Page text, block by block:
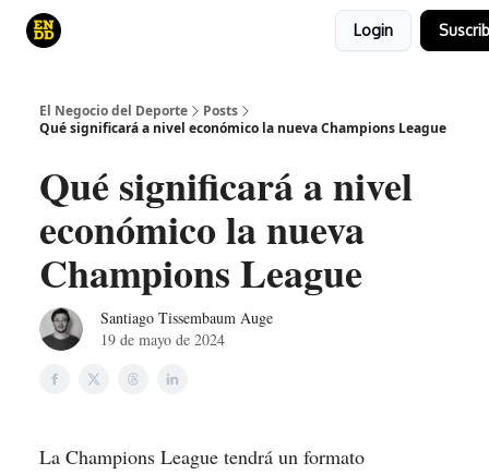
Login
El Negocio del Deporte
Posts
Qué significará a nivel económico la nueva Champions League
Qué significará a nivel
económico la nueva
Champions League
Santiago Tissembaum Auge
19 de mayo de 2024
La Champions League tendrá un formato